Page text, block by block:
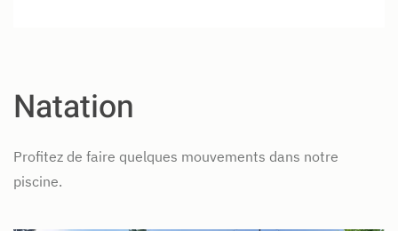
Yoga
Natation
Profitez de faire quelques mouvements dans notre
piscine.